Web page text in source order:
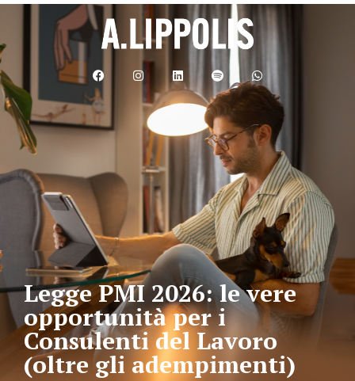
Legge PMI 2026: le vere
opportunità per i
Consulenti del Lavoro
(oltre gli adempimenti)